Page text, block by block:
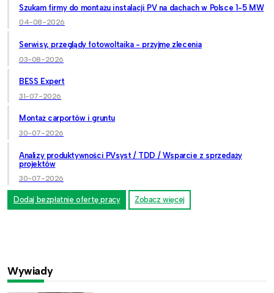
Szukam firmy do montażu instalacji PV na dachach w Polsce 1-5 MW
04-08-2026
Serwisy, przeglądy fotowoltaika - przyjmę zlecenia
03-08-2026
BESS Expert
31-07-2026
Montaż carportów i gruntu
30-07-2026
Analizy produktywności PVsyst / TDD / Wsparcie z sprzedaży
projektów
30-07-2026
Dodaj bezpłatnie ofertę pracy Zobacz więcej
Wywiady